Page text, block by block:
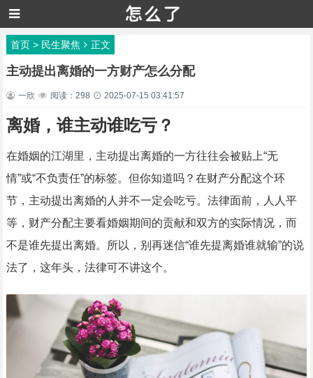
首页> 民生聚焦 正文
主动提出离婚的一方财产怎么分配
一欣 阅读：298 2025-07-15 03:41:57
离婚，谁主动谁吃亏？
在婚姻的江湖里，主动提出离婚的一方往往会被贴上“无
情”或“不负责任”的标签。但你知道吗？在财产分配这个环
节，主动提出离婚的人并不一定会吃亏。法律面前，人人平
等，财产分配主要看婚姻期间的贡献和双方的实际情况，而
不是谁先提出离婚。所以，别再迷信“谁先提离婚谁就输”的说
法了，这年头，法律可不讲这个。